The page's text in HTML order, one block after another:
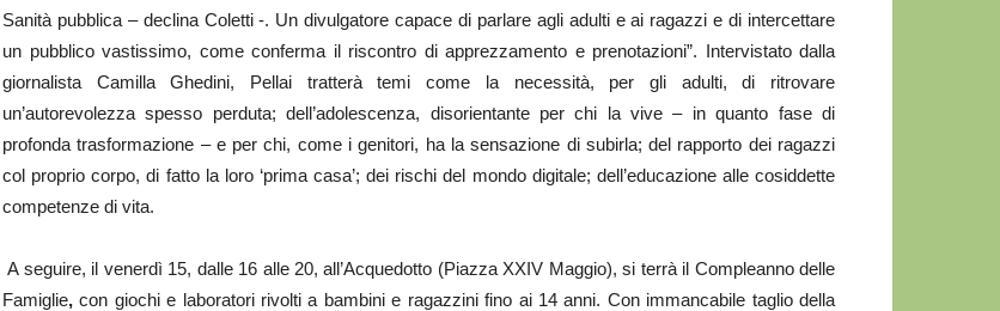
Sanità pubblica – declina Coletti -. Un divulgatore capace di parlare agli adulti e ai ragazzi e di intercettare
un pubblico vastissimo, come conferma il riscontro di apprezzamento e prenotazioni”. Intervistato dalla
giornalista Camilla Ghedini, Pellai tratterà temi come la necessità, per gli adulti, di ritrovare
un’autorevolezza spesso perduta; dell’adolescenza, disorientante per chi la vive – in quanto fase di
profonda trasformazione – e per chi, come i genitori, ha la sensazione di subirla; del rapporto dei ragazzi
col proprio corpo, di fatto la loro ‘prima casa’; dei rischi del mondo digitale; dell’educazione alle cosiddette
competenze di vita.
A seguire, il venerdì 15, dalle 16 alle 20, all’Acquedotto (Piazza XXIV Maggio), si terrà il Compleanno delle
Famiglie, con giochi e laboratori rivolti a bambini e ragazzini fino ai 14 anni. Con immancabile taglio della